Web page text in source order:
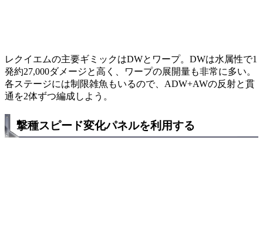
レクイエムの主要ギミックはDWとワープ。DWは水属性で1
発約27,000ダメージと高く、ワープの展開量も非常に多い。
各ステージには制限雑魚もいるので、ADW+AWの反射と貫
通を2体ずつ編成しよう。
撃種スピード変化パネルを利用する